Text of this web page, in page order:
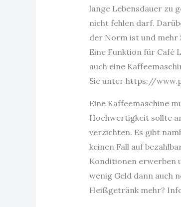
lange Lebensdauer zu
nicht fehlen darf.
der Norm ist und mehr
Eine Funktion für Café
auch eine
Sie unter https://
Eine Kaffeemaschine
Hochwertigkeit sollte
verzichten. Es gibt
keinen Fall auf
Konditionen erwerben
wenig Geld dann auch
Heißgetränk mehr?